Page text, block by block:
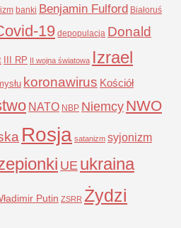
banki Benjamin Fulford Białoruś
19 depopulacja Donald
III RP II wojna światowa Izrael
koronawirus Kościół
NATO NBP NiemcyNWO
Rosja satanizm syjonizm
UE ukraina
Putin ZSRR Żydzi